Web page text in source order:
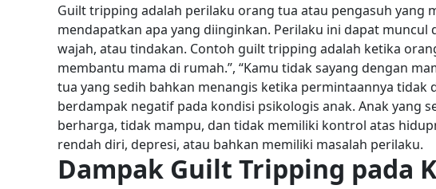
Guilt tripping adalah perilaku orang tua atau pengasuh yang
mendapatkan apa yang diinginkan. Perilaku ini dapat
wajah, atau tindakan. Contoh guilt tripping adalah ketika
membantu mama di rumah.”, “Kamu tidak sayang dengan
tua yang sedih bahkan menangis ketika permintaannya tidak
berdampak negatif pada kondisi psikologis anak. Anak yang
berharga, tidak mampu, dan tidak memiliki kontrol atas
rendah diri, depresi, atau bahkan memiliki masalah perilaku.
Dampak Guilt Tripping pada